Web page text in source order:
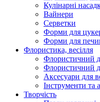
Кулінарні
Вайнери
Серветки
Форми для
Форми для
Флористика, весілля
Флористичний
Флористичний
Аксесуари для
Інструменти та
Творчість